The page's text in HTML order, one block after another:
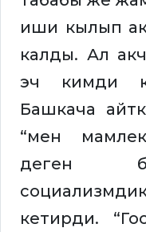
иши кылып
калды. Ал
эч кимди
Башкача
“мен
деген
кетирди.